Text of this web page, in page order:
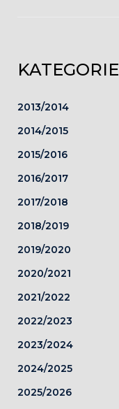
KATEGORIE
2013/2014
2014/2015
2015/2016
2016/2017
2017/2018
2018/2019
2019/2020
2020/2021
2021/2022
2022/2023
2023/2024
2024/2025
2025/2026